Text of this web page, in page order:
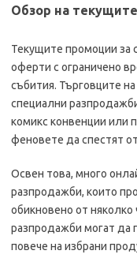
Обзор на
Текущите промоции за
оферти с ограничено
събития. Търговците
специални
комикс конвенции или
феновете да спестят
Освен това, много
разпродажби, които
обикновено от няколко
разпродажби могат да
повече на избрани